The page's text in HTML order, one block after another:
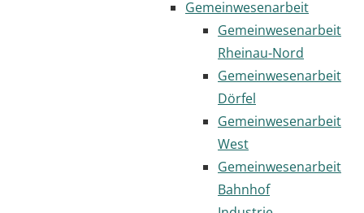
Gemeinwesenarbeit
Gemeinwesenarbeit
Rheinau-Nord
Gemeinwesenarbeit
Dörfel
Gemeinwesenarbeit
West
Gemeinwesenarbeit
Bahnhof